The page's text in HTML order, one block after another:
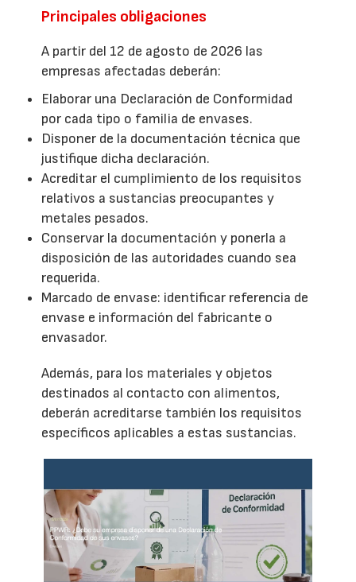
Principales obligaciones
A partir del 12 de agosto de 2026 las
empresas afectadas deberán:
Elaborar una Declaración de Conformidad
por cada tipo o familia de envases.
Disponer de la documentación técnica que
justifique dicha declaración.
Acreditar el cumplimiento de los requisitos
relativos a sustancias preocupantes y
metales pesados.
Conservar la documentación y ponerla a
disposición de las autoridades cuando sea
requerida.
Marcado de envase: identificar referencia de
envase e información del fabricante o
envasador.
Además, para los materiales y objetos
destinados al contacto con alimentos,
deberán acreditarse también los requisitos
específicos aplicables a estas sustancias.